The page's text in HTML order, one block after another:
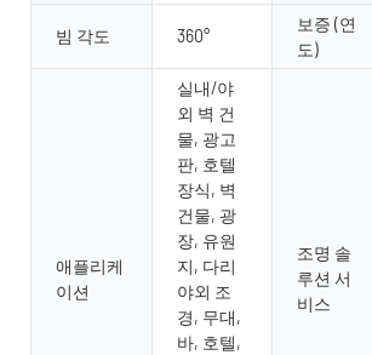
빔 각도 360°
보증 (연
도)
애플리케
이션
실내/야
외 벽 건
물, 광고
판, 호텔
장식, 벽
건물, 광
장, 유원
지, 다리
야외 조
경, 무대,
바, 호텔,
조명 솔
루션 서
비스